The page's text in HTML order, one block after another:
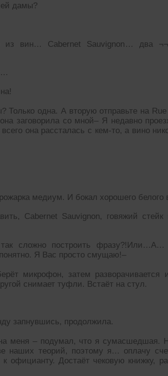
дамы?
вин… Cabernet Sauvignon… два
Только одна. А вторую отправьте на
заговорила со мной– Я недавно
она рассталась с кем-то, а вино
медиум. И бокал хорошего белого
Cabernet Sauvignon, говяжий
сложно построить фразу?!Или…А…
Я Вас просто смущаю!–
микрофон, затем разворачивается
снимает туфли. Встаёт на стул.
запнувшись, продолжила.
меня – подумал, что я
наших теорий, поэтому я… оплачу
официанту. Достаёт чековую книжку,